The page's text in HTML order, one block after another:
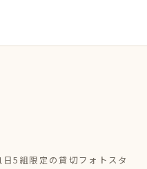
5組限定の貸切フォトスタ